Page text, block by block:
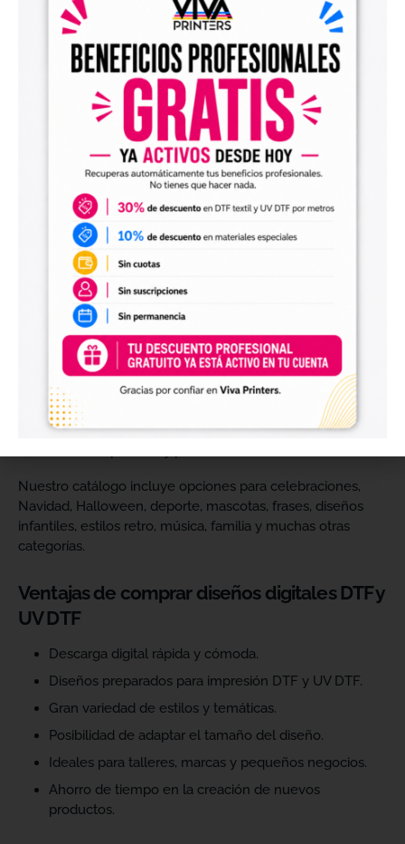
el archivo en tu programa de impresión y producirlo con tu
maquinaria DTF.
Diseños digitales para impresión UV DTF
También encontrarás diseños digitales para UV DTF
perfectos para personalizar vasos, botellas, termos, cajas,
envases, artículos promocionales y otras superficies rígidas
Estos diseños permiten incorporar nuevas opciones a tu
catálogo de personalización de objetos y preparar
producciones propias utilizando tu impresora UV DTF o tu
proveedor habitual de impresión.
Archivos digitales para negocios de
personalización
Comprar diseños digitales es una solución práctica para
profesionales que quieren ahorrar tiempo, renovar su
catálogo y ofrecer más variedad de productos a sus
clientes. Podrás escoger diseños de diferentes estilos,
Nuestro catálogo incluye opciones para celebraciones,
Navidad, Halloween, deporte, mascotas, frases, diseños
infantiles, estilos retro, música, familia y muchas otras
categorías.
Ventajas de comprar diseños digitales DTF y
UV DTF
Descarga digital rápida y cómoda.
Diseños preparados para impresión DTF y UV DTF.
Gran variedad de estilos y temáticas.
Posibilidad de adaptar el tamaño del diseño.
Ideales para talleres, marcas y pequeños negocios.
Ahorro de tiempo en la creación de nuevos
productos.